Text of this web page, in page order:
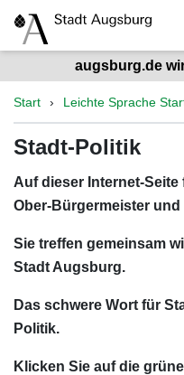
augsburg.de
Start Leichte Sprache
Stadt-Politik
Auf dieser Internet-
Ober-Bürgermeister und
Sie treffen gemeinsam
Stadt Augsburg.
Das schwere Wort für
Politik.
Klicken Sie auf die